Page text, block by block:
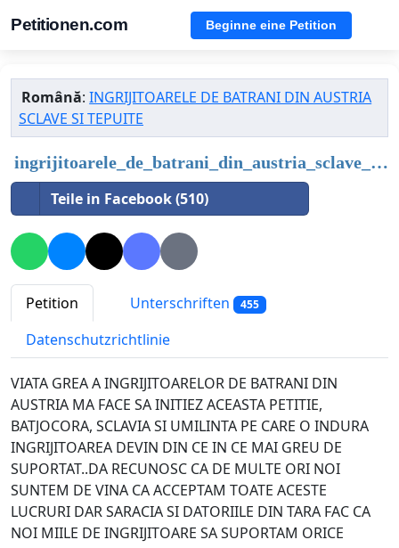
Petitionen.com Beginne eine Petition
Română:INGRIJITOARELE DE BATRANI DIN AUSTRIA
SCLAVE SI TEPUITE
ingrijitoarele_de_batrani_din_austria_sclave_si_tepuite
Teile in Facebook (510)
Petition Unterschriften 455
Datenschutzrichtlinie
VIATA GREA A INGRIJITOARELOR DE BATRANI DIN
AUSTRIA MA FACE SA INITIEZ ACEASTA PETITIE,
BATJOCORA, SCLAVIA SI UMILINTA PE CARE O INDURA
INGRIJITOAREA DEVIN DIN CE IN CE MAI GREU DE
SUPORTAT..DA RECUNOSC CA DE MULTE ORI NOI
SUNTEM DE VINA CA ACCEPTAM TOATE ACESTE
LUCRURI DAR SARACIA SI DATORIILE DIN TARA FAC CA
NOI MIILE DE INGRIJITOARE SA SUPORTAM ORICE